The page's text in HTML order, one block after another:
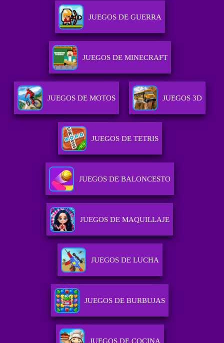
JUEGOS DE GUERRA
JUEGOS DE MINECRAFT
JUEGOS DE MOTOS JUEGOS 3D
JUEGOS DE TETRIS
JUEGOS DE BALONCESTO
JUEGOS DE MAQUILLAJE
JUEGOS DE LUCHA
JUEGOS DE BURBUJAS
JUEGOS DE COCINA